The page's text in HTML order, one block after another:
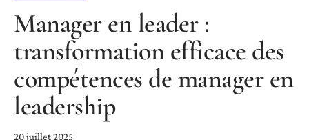
Manager en leader :
transformation efficace des
compétences de manager en
leadership
20 juillet 2025